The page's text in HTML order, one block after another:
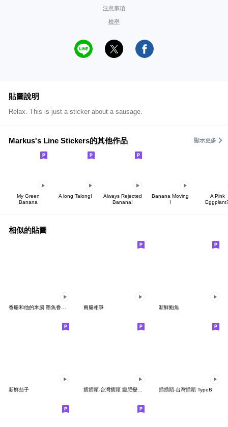
注意事項
檢舉
貼圖說明
Relax. This is just a sticker about a sausage.
Markus's Line Stickers的其他作品 顯示更多
My Green
Banana
A long Talong!
Always Rejected
Banana!
Banana Moving
!
A Pink
相似的貼圖
香腸和他的米腸 墨魚香腸 CCR版本 兩腸相爭 新鮮鮑魚
新鮮茄子 插插頭-台灣插頭 TypeB